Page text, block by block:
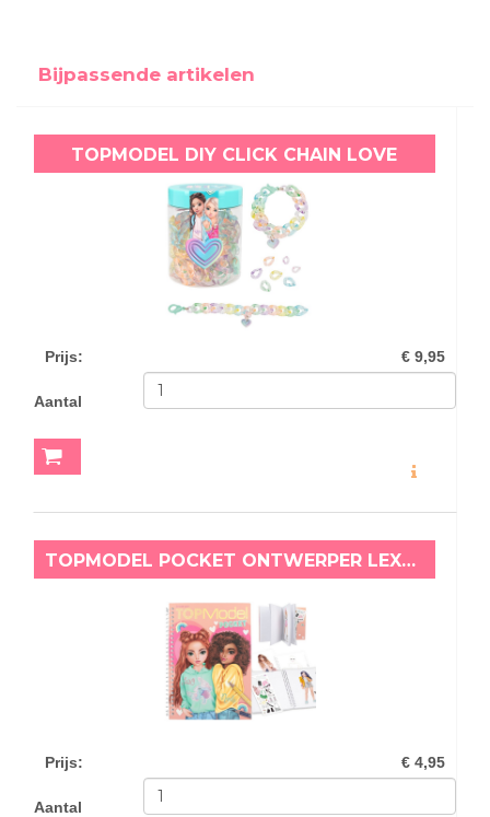
Bijpassende artikelen
TOPMODEL DIY CLICK CHAIN LOVE
Prijs: € 9,95
Aantal
TOPMODEL POCKET ONTWERPER LEXY & NYELA
Prijs: € 4,95
Aantal